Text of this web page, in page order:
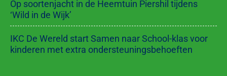
Op soortenjacht in de Heemtuin Piershil tijdens
‘Wild in de Wijk’
IKC De Wereld start Samen naar School-klas voor
kinderen met extra ondersteuningsbehoeften